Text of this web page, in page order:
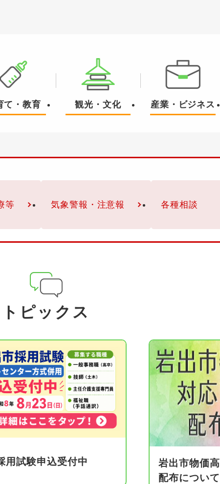
て・教育 観光・文化 産業・ビジネス
等 気象警報・注意報 各種相談
トピックス
用試験申込受付中
岩出市物価
配布について